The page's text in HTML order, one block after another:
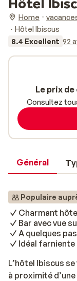
Home
Hôtel Ibiscus
8.4 Excellent 92
Général
Populaire
Charmant
Bar avec vue
A quelques
Idéal farniente
L’hôtel Ibiscus
à proximité
Le prix
Consultez